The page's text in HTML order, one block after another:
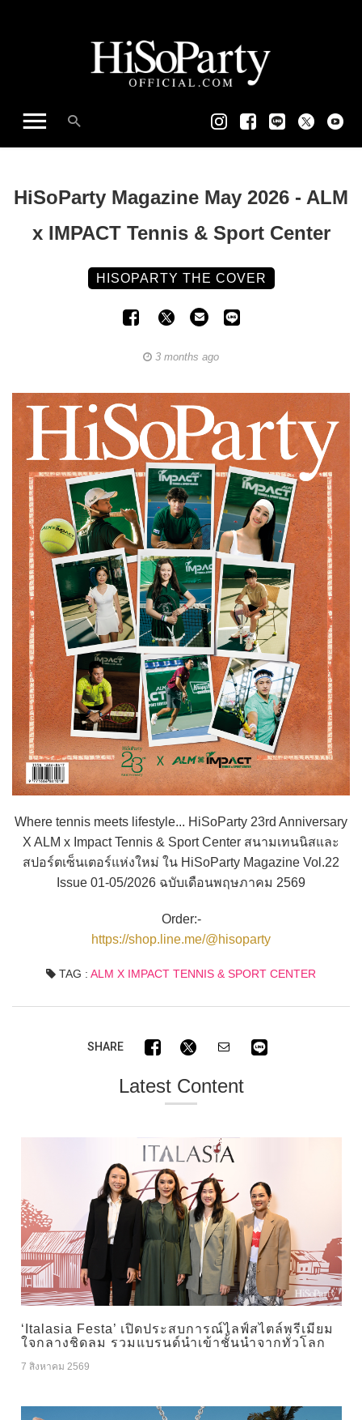
HiSoParty Magazine May 2026 - ALM
x IMPACT Tennis & Sport Center
HISOPARTY THE COVER
3 months ago
Where tennis meets lifestyle... HiSoParty 23rd Anniversary
X ALM x Impact Tennis & Sport Center สนามเทนนิสและ
สปอร์ตเซ็นเตอร์แห่งใหม่ ใน HiSoParty Magazine Vol.22
Issue 01-05/2026 ฉบับเดือนพฤษภาคม 2569
Order:-
https://shop.line.me/@hisoparty
TAG : ALM X IMPACT TENNIS & SPORT CENTER
SHARE
Latest Content
‘Italasia Festa’ เปิดประสบการณ์ไลฟ์สไตล์พรีเมียม
ใจกลางชิดลม รวมแบรนด์นำเข้าชั้นนำจากทั่วโลก
7 สิงหาคม 2569